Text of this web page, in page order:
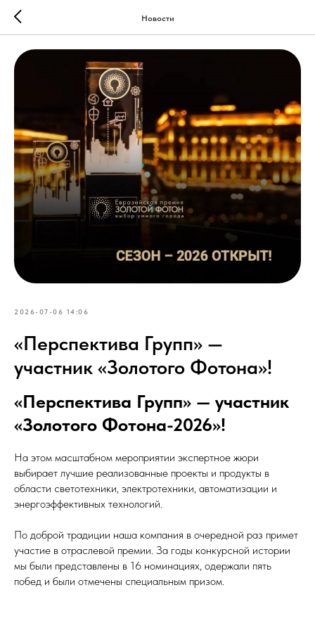
Новости
2026-07-06 14:06
«Перспектива Групп» —
участник «Золотого Фотона»!
«Перспектива Групп» — участник
«Золотого Фотона-2026»!
На этом масштабном мероприятии экспертное жюри
выбирает лучшие реализованные проекты и продукты в
области светотехники, электротехники, автоматизации и
энергоэффективных технологий.
По доброй традиции наша компания в очередной раз примет
участие в отраслевой премии. За годы конкурсной истории
мы были представлены в 16 номинациях, одержали пять
побед и были отмечены специальным призом.